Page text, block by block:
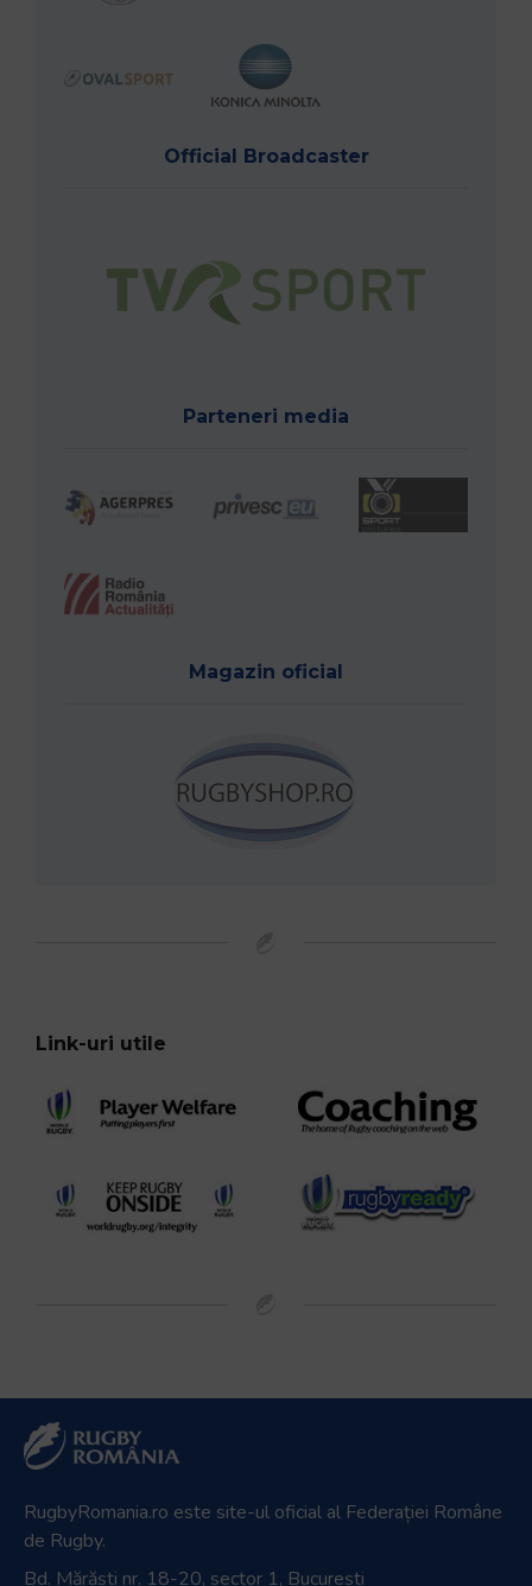
Official Broadcaster
Parteneri media
Magazin oficial
Link-uri utile
RugbyRomania.ro este site-ul oficial al Federației Române
de Rugby.
Bd. Mărăști nr. 18-20, sector 1, București